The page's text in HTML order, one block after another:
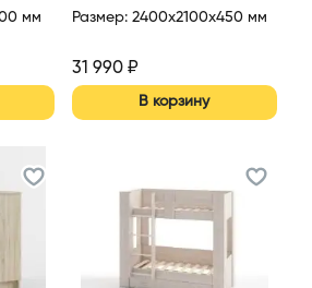
мм Размер: 2400x2100x450 мм
31 990₽
В корзину